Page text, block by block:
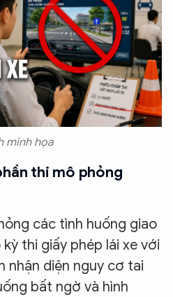
minh họa
thi mô phỏng
các tình huống giao
thi giấy phép lái xe với
nhận diện nguy cơ tai
bất ngờ và hình